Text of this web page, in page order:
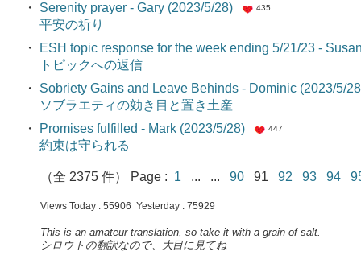
・
Serenity prayer - Gary (2023/5/28)
平安の祈り
435
・
ESH topic response for the week ending 5/21/23 -
トピックへの返信
・
Sobriety Gains and Leave Behinds - Dominic (2023/5/
ソブラエティの効き目と置き土産
・
Promises fulfilled - Mark (2023/5/28)
約束は守られる
447
（全 2375 件） Page : 1 ... ... 90 91 92 93 94
Views Today : 55906 Yesterday : 75929
This is an amateur translation, so take it with a grain of salt.
シロウトの翻訳なので、大目に見てね